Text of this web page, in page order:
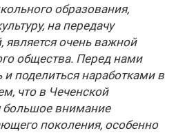
образования,
на передачу
является очень важной
общества. Перед нами
и поделиться наработками в
что в Чеченской
большое внимание
поколения, особенно